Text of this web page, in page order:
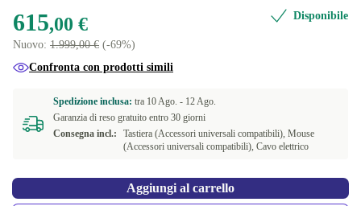
615,00 €
Nuovo: 1.999,00 € (-69%)
Disponibile
Confronta con prodotti simili
Spedizione inclusa: tra 10 Ago. - 12 Ago.
Garanzia di reso gratuito entro 30 giorni
Consegna incl.:
Tastiera (Accessori universali compatibili), Mouse
(Accessori universali compatibili), Cavo elettrico
Aggiungi al carrello